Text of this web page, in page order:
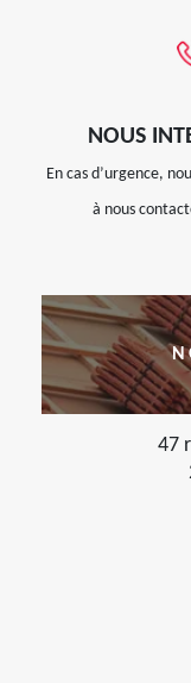
NOUS
En cas d’urgence,
à nous
47